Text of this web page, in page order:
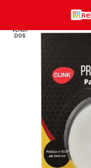
VENDI
DOS